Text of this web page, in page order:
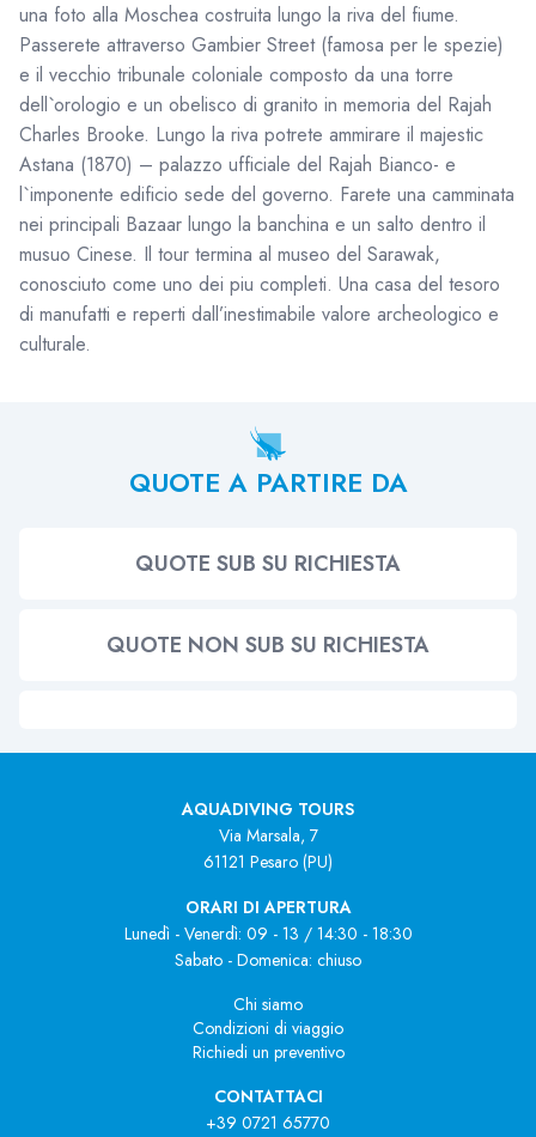
una foto alla Moschea costruita lungo la riva del fiume.
Passerete attraverso Gambier Street (famosa per le spezie)
e il vecchio tribunale coloniale composto da una torre
dell`orologio e un obelisco di granito in memoria del Rajah
Charles Brooke. Lungo la riva potrete ammirare il majestic
Astana (1870) – palazzo ufficiale del Rajah Bianco- e
l`imponente edificio sede del governo. Farete una camminata
nei principali Bazaar lungo la banchina e un salto dentro il
musuo Cinese. Il tour termina al museo del Sarawak,
conosciuto come uno dei piu completi. Una casa del tesoro
di manufatti e reperti dall’inestimabile valore archeologico e
culturale.
QUOTE A PARTIRE DA
QUOTE SUB SU RICHIESTA
QUOTE NON SUB SU RICHIESTA
AQUADIVING TOURS
Via Marsala, 7
61121 Pesaro (PU)
ORARI DI APERTURA
Lunedì - Venerdì: 09 - 13 / 14:30 - 18:30
Sabato - Domenica: chiuso
Chi siamo
Condizioni di viaggio
Richiedi un preventivo
CONTATTACI
+39 0721 65770